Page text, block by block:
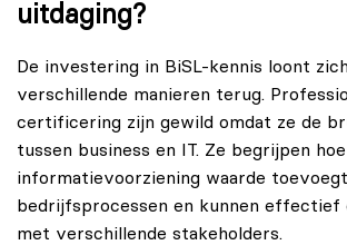
uitdaging?
De investering in BiSL-kennis loont
verschillende manieren terug.
certificering zijn gewild omdat ze de
tussen business en IT. Ze begrijpen hoe
informatievoorziening waarde toevoegt
bedrijfsprocessen en kunnen effectief
met verschillende stakeholders.